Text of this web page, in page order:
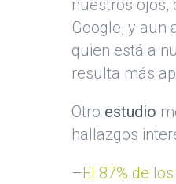
nuestros
Google, y aun
quien está a
resulta más
Otro estudio
hallazgos
– El 87% de